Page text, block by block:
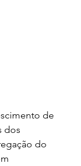
de
dos
do